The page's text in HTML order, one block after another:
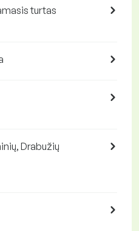
turtas
Drabužių